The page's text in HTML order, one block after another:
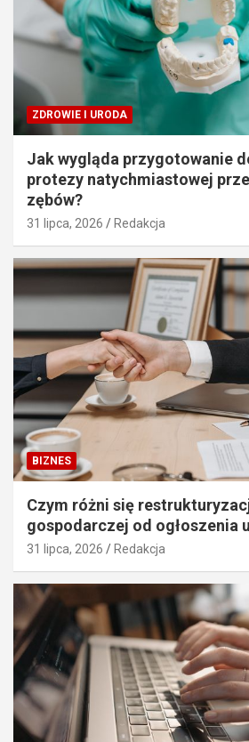
ZDROWIE I URODA
Jak wygląda przygotowanie
protezy natychmiastowej
zębów?
31 lipca, 2026 Redakcja
BIZNES
Czym różni się
gospodarczej od ogłoszenia
31 lipca, 2026 Redakcja